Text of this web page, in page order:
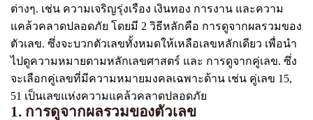
ต่างๆ. เช่น ความเจริญรุ่งเรือง เงินทอง การงาน และความ
แคล้วคลาดปลอดภัย โดยมี 2 วิธีหลักคือ การดูจากผลรวมของ
ตัวเลข. ซึ่งจะบวกตัวเลขทั้งหมดให้เหลือเลขหลักเดียว เพื่อนำ
ไปดูความหมายตามหลักเลขศาสตร์ และ การดูจากคู่เลข. ซึ่ง
จะเลือกคู่เลขที่มีความหมายมงคลเฉพาะด้าน เช่น คู่เลข 15,
51 เป็นเลขแห่งความแคล้วคลาดปลอดภัย
1. การดูจากผลรวมของตัวเลข